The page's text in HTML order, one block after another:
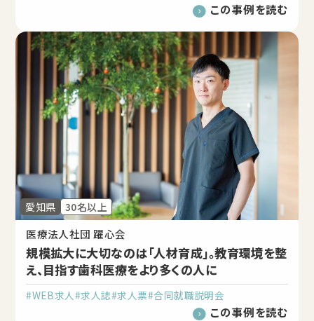
この事例を読む
愛知県 30名以上
医療法人社団 躍心会
規模拡大に大切なのは「人材育成」。教育環境を整
え、目指す歯科医療をより多くの人に
#WEB求人 #求人誌#求人票#合同就職説明会
この事例を読む